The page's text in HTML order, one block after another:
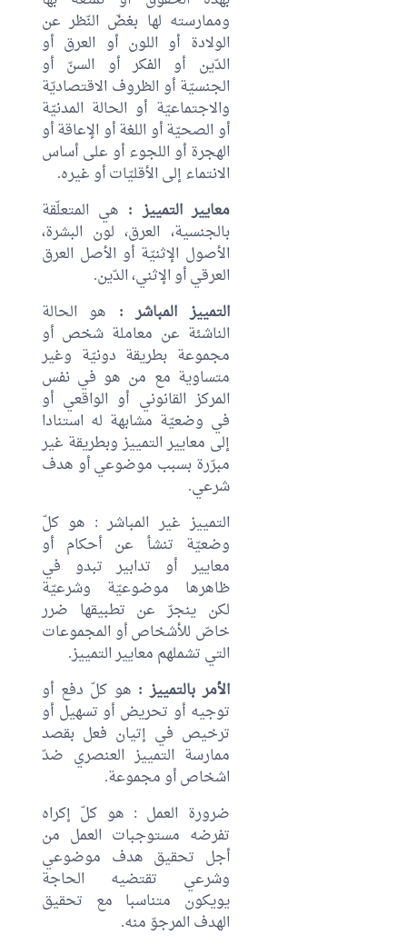
وممارسته لها بغضّ النّظر عن
الولادة أو اللون أو العرق أو
الدّين أو الفكر أو السنّ أو
الجنسيّة أو الظروف الاقتصاديّة
والاجتماعيّة أو الحالة المدنيّة
أو الصحيّة أو اللغة أو الإعاقة أو
الهجرة أو اللجوء أو على أساس
الانتماء إلى الأقليّات أو غيره.
معايير التمييز : هي المتعلّقة
بالجنسية، العرق، لون البشرة،
الأصول الإثنيّة أو الأصل العرق
العرقي أو الإثني، الدّين.
التمييز المباشر : هو الحالة
الناشئة عن معاملة شخص أو
مجموعة بطريقة دونيّة وغير
متساوية مع من هو في نفس
المركز القانوني أو الواقعي أو
في وضعيّة مشابهة له استنادا
إلى معايير التمييز وبطريقة غير
مبرّرة بسبب موضوعي أو هدف
شرعي.
التمييز غير المباشر : هو كلّ
وضعيّة تنشأ عن أحكام أو
معايير أو تدابير تبدو في
ظاهرها موضوعيّة وشرعيّة
لكن ينجرّ عن تطبيقها ضرر
خاصّ للأشخاص أو المجموعات
التي تشملهم معايير التمييز.
الأمر بالتمييز : هو كلّ دفع أو
توجيه أو تحريض أو تسهيل أو
ترخيص في إتيان فعل بقصد
ممارسة التمييز العنصري ضدّ
اشخاص أو مجموعة.
ضرورة العمل : هو كلّ إكراه
تفرضه مستوجبات العمل من
أجل تحقيق هدف موضوعي
وشرعي تقتضيه الحاجة
يويكون متناسبا مع تحقيق
الهدف المرجوّ منه.